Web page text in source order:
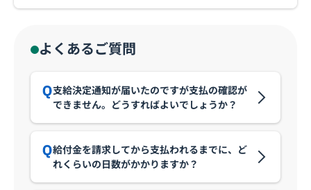
よくあるご質問
支給決定通知が届いたのですが支払の確認が
できません。どうすればよいでしょうか？
給付金を請求してから支払われるまでに、ど
れくらいの日数がかかりますか？